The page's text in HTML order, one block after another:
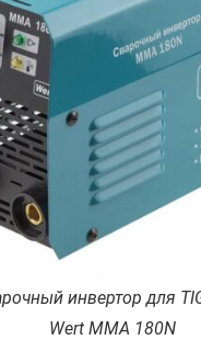
инвертор для
Wert MMA 180N